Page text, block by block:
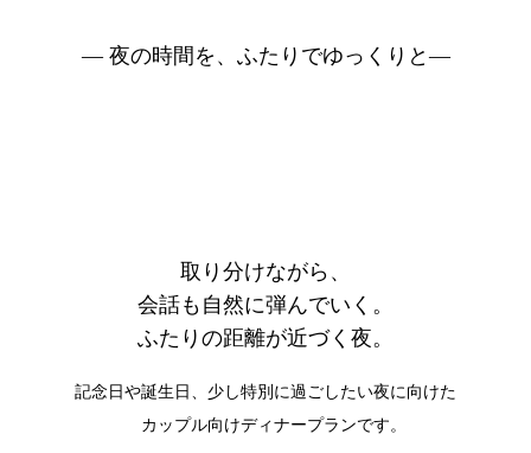
― 夜の時間を、ふたりでゆっくりと―
取り分けながら、
会話も自然に弾んでいく。
ふたりの距離が近づく夜。
記念日や誕生日、少し特別に過ごしたい夜に向けた
カップル向けディナープランです。